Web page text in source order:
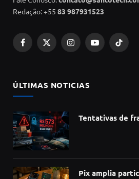
Redação: +55 83 987931523
Facebook
X
InstagramYouTubeTikTok
ÚLTIMAS NOTICIAS
Tentativas de
Pix amplia